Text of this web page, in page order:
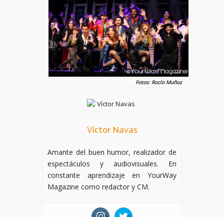
Fotos: Rocío Muñoz
Víctor Navas
Amante del buen humor, realizador de
espectáculos y audiovisuales. En
constante aprendizaje en YourWay
Magazine como redactor y CM.